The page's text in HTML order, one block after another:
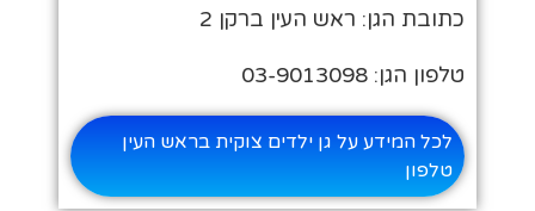
כתובת הגן: ראש העין ברקן 2
טלפון הגן: 03-9013098
לכל המידע על גן ילדים צוקית בראש העין
טלפון